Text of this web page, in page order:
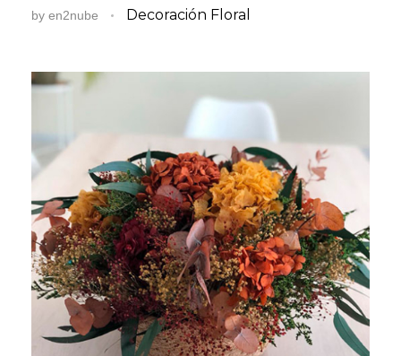
by en2nube Decoración Floral